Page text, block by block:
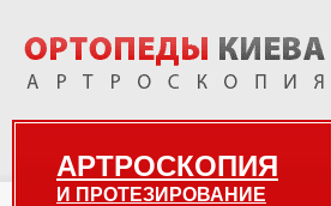
АРТРОСКОПИЯ
И ПРОТЕЗИРОВАНИЕ